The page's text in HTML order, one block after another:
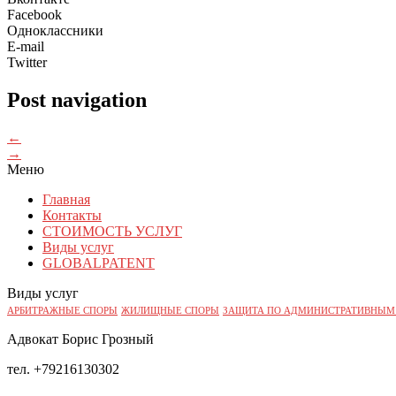
Facebook
Одноклассники
E-mail
Twitter
Post navigation
←
→
Меню
Главная
Контакты
СТОИМОСТЬ УСЛУГ
Виды услуг
GLOBALPATENT
Виды услуг
АРБИТРАЖНЫЕ СПОРЫ ЖИЛИЩНЫЕ СПОРЫ ЗАЩИТА ПО
Адвокат Борис Грозный
тел. +79216130302